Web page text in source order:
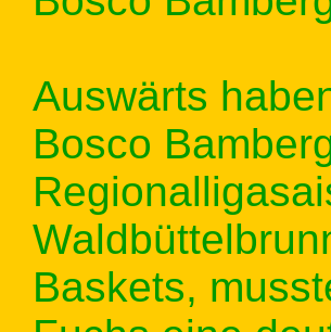
Auswärts
Bosco
Baskets,